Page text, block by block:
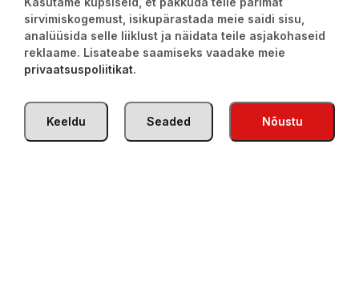
Seotud tooted
sirvimiskogemust, isikupärastada meie saidi sisu,
analüüsida selle liiklust ja näidata teile asjakohaseid
reklaame. Lisateabe saamiseks vaadake meie
privaatsuspoliitikat.
Nõustu
Seaded
Keeldu